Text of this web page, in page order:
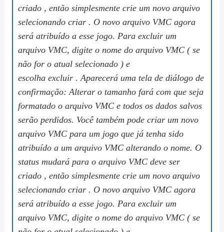
criado , então simplesmente crie um novo arquivo
selecionando criar . O novo arquivo VMC agora
será atribuído a esse jogo. Para excluir um
arquivo VMC, digite o nome do arquivo VMC ( se
não for o atual selecionado ) e
escolha excluir . Aparecerá uma tela de diálogo de
confirmação: Alterar o tamanho fará com que seja
formatado o arquivo VMC e todos os dados salvos
serão perdidos. Você também pode criar um novo
arquivo VMC para um jogo que já tenha sido
atribuído a um arquivo VMC alterando o nome. O
status mudará para o arquivo VMC deve ser
criado , então simplesmente crie um novo arquivo
selecionando criar . O novo arquivo VMC agora
será atribuído a esse jogo. Para excluir um
arquivo VMC, digite o nome do arquivo VMC ( se